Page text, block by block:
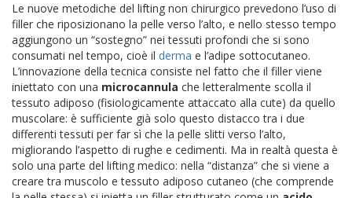
Le nuove metodiche del lifting non chirurgico prevedono l’uso di
filler che riposizionano la pelle verso l’alto, e nello stesso tempo
aggiungono un “sostegno” nei tessuti profondi che si sono
consumati nel tempo, cioè il derma e l’adipe sottocutaneo.
L’innovazione della tecnica consiste nel fatto che il filler viene
iniettato con una microcannula che letteralmente scolla il
tessuto adiposo (fisiologicamente attaccato alla cute) da quello
muscolare: è sufficiente già solo questo distacco tra i due
differenti tessuti per far sì che la pelle slitti verso l’alto,
migliorando l’aspetto di rughe e cedimenti. Ma in realtà questa è
solo una parte del lifting medico: nella “distanza” che si viene a
creare tra muscolo e tessuto adiposo cutaneo (che comprende